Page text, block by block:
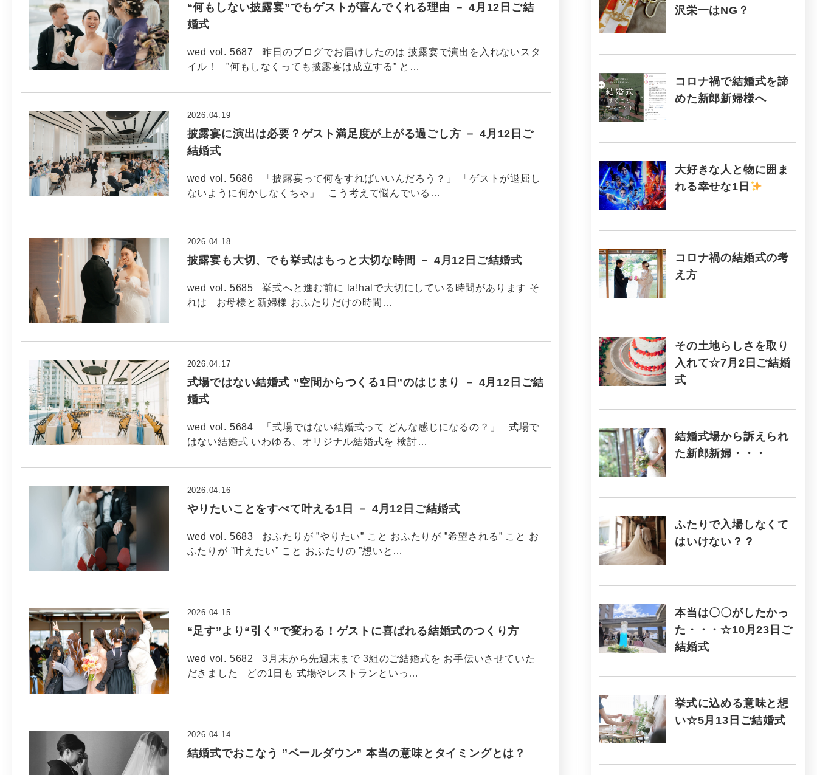
“何もしない披露宴”でもゲストが喜んでくれる理由 － 4月12日ご結
婚式
wed vol. 5687 昨日のブログでお届けしたのは 披露宴で演出を入れないスタ
イル！ ”何もしなくっても披露宴は成立する” と…
披露宴に演出は必要？ゲスト満足度が上がる過ごし方 － 4月12日ご
結婚式
2026.04.19
wed vol. 5686 「披露宴って何をすればいいんだろう？」 「ゲストが退屈し
ないように何かしなくちゃ」 こう考えて悩んでいる…
披露宴も大切、でも挙式はもっと大切な時間 － 4月12日ご結婚式
2026.04.18
wed vol. 5685 挙式へと進む前に la!halで大切にしている時間があります そ
れは お母様と新婦様 おふたりだけの時間…
式場ではない結婚式 ”空間からつくる1日”のはじまり － 4月12日ご結
婚式
2026.04.17
wed vol. 5684 「式場ではない結婚式って どんな感じになるの？」 式場で
はない結婚式 いわゆる、オリジナル結婚式を 検討…
やりたいことをすべて叶える1日 － 4月12日ご結婚式
2026.04.16
wed vol. 5683 おふたりが ”やりたい” こと おふたりが ”希望される” こと お
ふたりが ”叶えたい” こと おふたりの ”想いと…
“足す”より“引く”で変わる！ゲストに喜ばれる結婚式のつくり方
2026.04.15
wed vol. 5682 3月末から先週末まで 3組のご結婚式を お手伝いさせていた
だきました どの1日も 式場やレストランといっ…
結婚式でおこなう ”ベールダウン” 本当の意味とタイミングとは？
2026.04.14
沢栄一はNG？
コロナ禍で結婚式を諦
めた新郎新婦様へ
大好きな人と物に囲ま
れる幸せな1日
コロナ禍の結婚式の考
え方
その土地らしさを取り
入れて☆7月2日ご結婚
式
結婚式場から訴えられ
た新郎新婦・・・
ふたりで入場しなくて
はいけない？？
本当は〇〇がしたかっ
た・・・☆10月23日ご
結婚式
挙式に込める意味と想
い☆5月13日ご結婚式